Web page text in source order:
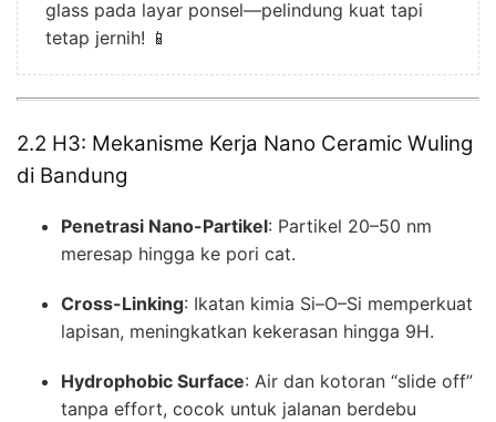
glass pada layar ponsel—pelindung kuat tapi
tetap jernih! 📱
2.2 H3: Mekanisme Kerja Nano Ceramic Wuling
di Bandung
Penetrasi Nano-Partikel: Partikel 20–50 nm
meresap hingga ke pori cat.
Cross-Linking: Ikatan kimia Si–O–Si memperkuat
lapisan, meningkatkan kekerasan hingga 9H.
Hydrophobic Surface: Air dan kotoran “slide off”
tanpa effort, cocok untuk jalanan berdebu